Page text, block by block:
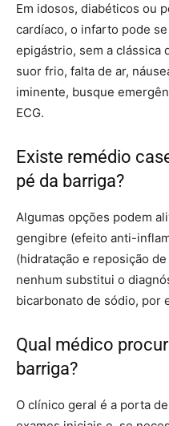
Em idosos, diabéticos ou
cardíaco, o infarto pode
epigástrio, sem a clássica
suor frio, falta de ar,
iminente, busque
ECG.
Existe remédio
pé da barriga?
Algumas opções podem
gengibre (efeito anti-
(hidratação e reposição
nenhum substitui o
bicarbonato de sódio, por
Qual médico
barriga?
O clínico geral é a porta